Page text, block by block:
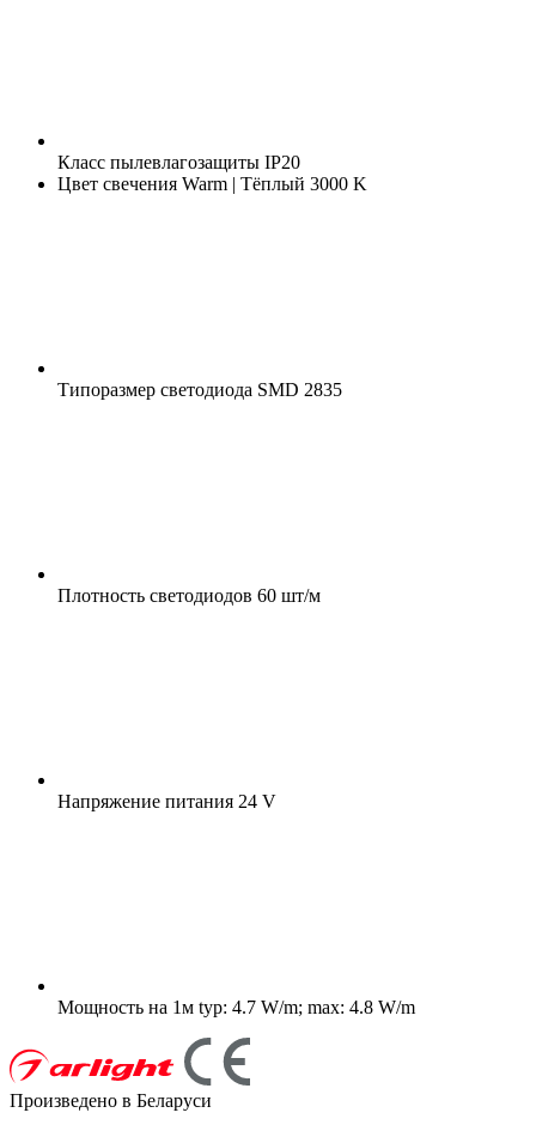
Класс пылевлагозащиты IP20
Цвет свечения Warm | Тёплый 3000 K
Типоразмер светодиода SMD 2835
Плотность светодиодов 60 шт/м
Напряжение питания 24 V
Мощность на 1м typ: 4.7 W/m; max: 4.8 W/m
Произведено в Беларуси